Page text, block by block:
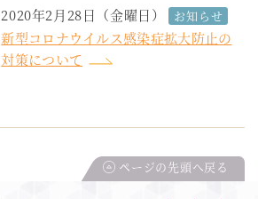
2020年2月28日（金曜日） お知らせ
新型コロナウイルス感染症拡大防止の
対策について
ページの先頭へ戻る